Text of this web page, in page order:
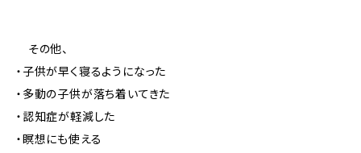
その他、
・子供が早く寝るようになった
・多動の子供が落ち着いてきた
・認知症が軽減した
・瞑想にも使える